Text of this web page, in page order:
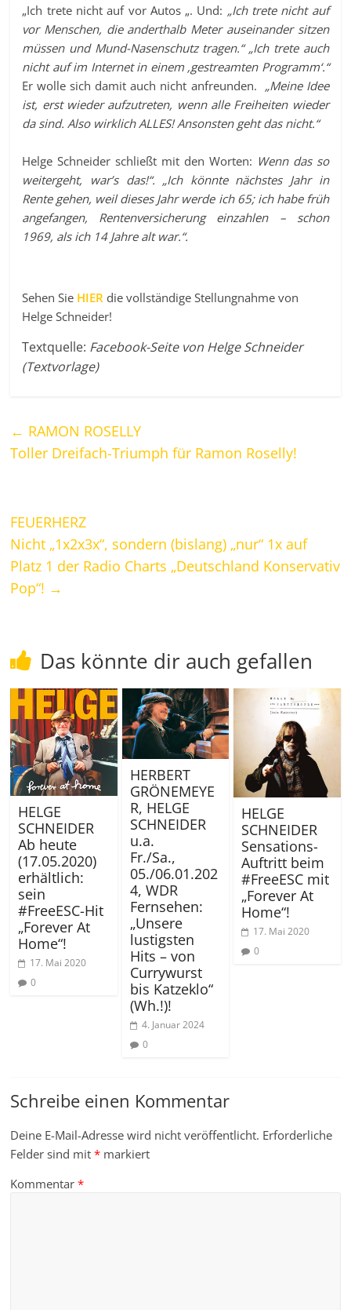
„Ich trete nicht auf vor Autos „. Und: „Ich trete nicht auf
vor Menschen, die anderthalb Meter auseinander sitzen
müssen und Mund-Nasenschutz tragen.“ „Ich trete auch
nicht auf im Internet in einem ‚gestreamten Programm‘.“
Er wolle sich damit auch nicht anfreunden. „Meine Idee
ist, erst wieder aufzutreten, wenn alle Freiheiten wieder
da sind. Also wirklich ALLES! Ansonsten geht das nicht.“
Helge Schneider schließt mit den Worten: Wenn das so
weitergeht, war’s das!“. „Ich könnte nächstes Jahr in
Rente gehen, weil dieses Jahr werde ich 65; ich habe früh
angefangen, Rentenversicherung einzahlen – schon
1969, als ich 14 Jahre alt war.“.
Sehen Sie HIER die vollständige Stellungnahme von
Helge Schneider!
Textquelle: Facebook-Seite von Helge Schneider
(Textvorlage)
← RAMON ROSELLY
Toller Dreifach-Triumph für Ramon Roselly!
FEUERHERZ
Nicht „1x2x3x“, sondern (bislang) „nur“ 1x auf
Platz 1 der Radio Charts „Deutschland Konservativ
Pop“! →
Das könnte dir auch gefallen
HELGE
SCHNEIDER
Ab heute
(17.05.2020)
erhältlich:
sein
#FreeESC-Hit
„Forever At
Home“!
17. Mai 2020
0
HERBERT
GRÖNEMEYE
R, HELGE
SCHNEIDER
u.a.
Fr./Sa.,
05./06.01.202
4, WDR
Fernsehen:
„Unsere
lustigsten
Hits – von
Currywurst
bis Katzeklo“
(Wh.!)!
4. Januar 2024
0
HELGE
SCHNEIDER
Sensations-
Auftritt beim
#FreeESC mit
„Forever At
Home“!
17. Mai 2020
0
Schreibe einen Kommentar
Deine E-Mail-Adresse wird nicht veröffentlicht. Erforderliche
Felder sind mit* markiert
Kommentar*